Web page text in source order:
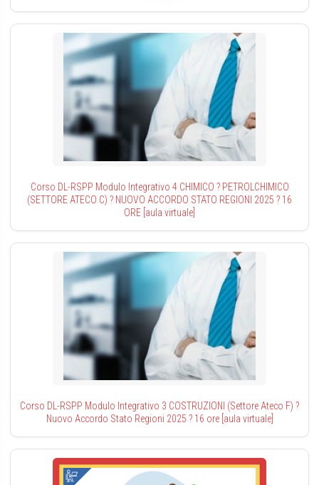
Corso DL-RSPP Modulo Integrativo 4 CHIMICO ? PETROLCHIMICO
(SETTORE ATECO C) ? NUOVO ACCORDO STATO REGIONI 2025 ? 16
ORE [aula virtuale]
Corso DL-RSPP Modulo Integrativo 3 COSTRUZIONI (Settore Ateco F) ?
Nuovo Accordo Stato Regioni 2025 ? 16 ore [aula virtuale]